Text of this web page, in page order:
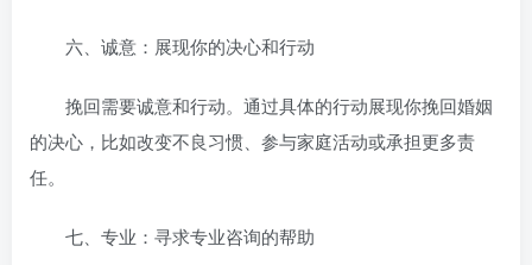
六、诚意：展现你的决心和行动
挽回需要诚意和行动。通过具体的行动展现你挽回婚姻
的决心，比如改变不良习惯、参与家庭活动或承担更多责
任。
七、专业：寻求专业咨询的帮助